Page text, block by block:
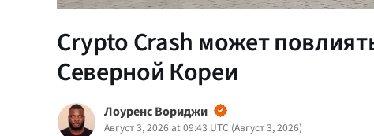
Crypto Crash может
Северной Кореи
Лоуренс Вориджи
Август 3, 2026 at 09:43 UTC (Август 3, 2026)